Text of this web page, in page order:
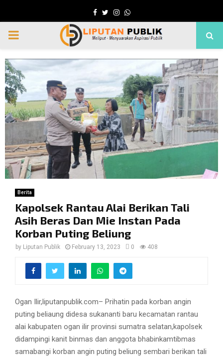
Facebook
TwitterInstagram
Whatsapp
PRIMARY
MENU
Berita
Kapolsek Rantau Alai Berikan Tali
Asih Beras Dan Mie Instan Pada
Korban Puting Beliung
by Liputan Publik February 13, 2023 0 408
Ogan Ilir,liputanpublik.com– Prihatin pada korban angin
puting beliaung didesa sukananti baru kecamatan rantau
alai kabupaten ogan ilir provinsi sumatra selatan,kapolsek
didampingi kanit binmas dan anggota bhabinkamtibmas
samabangi korban angin puting beliung sembari berikan tali